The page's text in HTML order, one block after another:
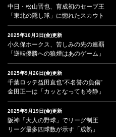
中日・松山晋也、育成初のセーブ王
「東北の隠し球」に惚れたスカウト
2025年10月3日(金)更新
小久保ホークス、苦しみの先の連覇
「逆転優勝への狼煙はあのゲーム」
2025年9月26日(金)更新
千葉ロッテ益田直也“不名誉の負傷”
金田正一は「カッとなっても冷静」
2025年9月19日(金)更新
阪神「大人の野球」でリーグ制圧
リーグ最多四球数が示す「成熟」